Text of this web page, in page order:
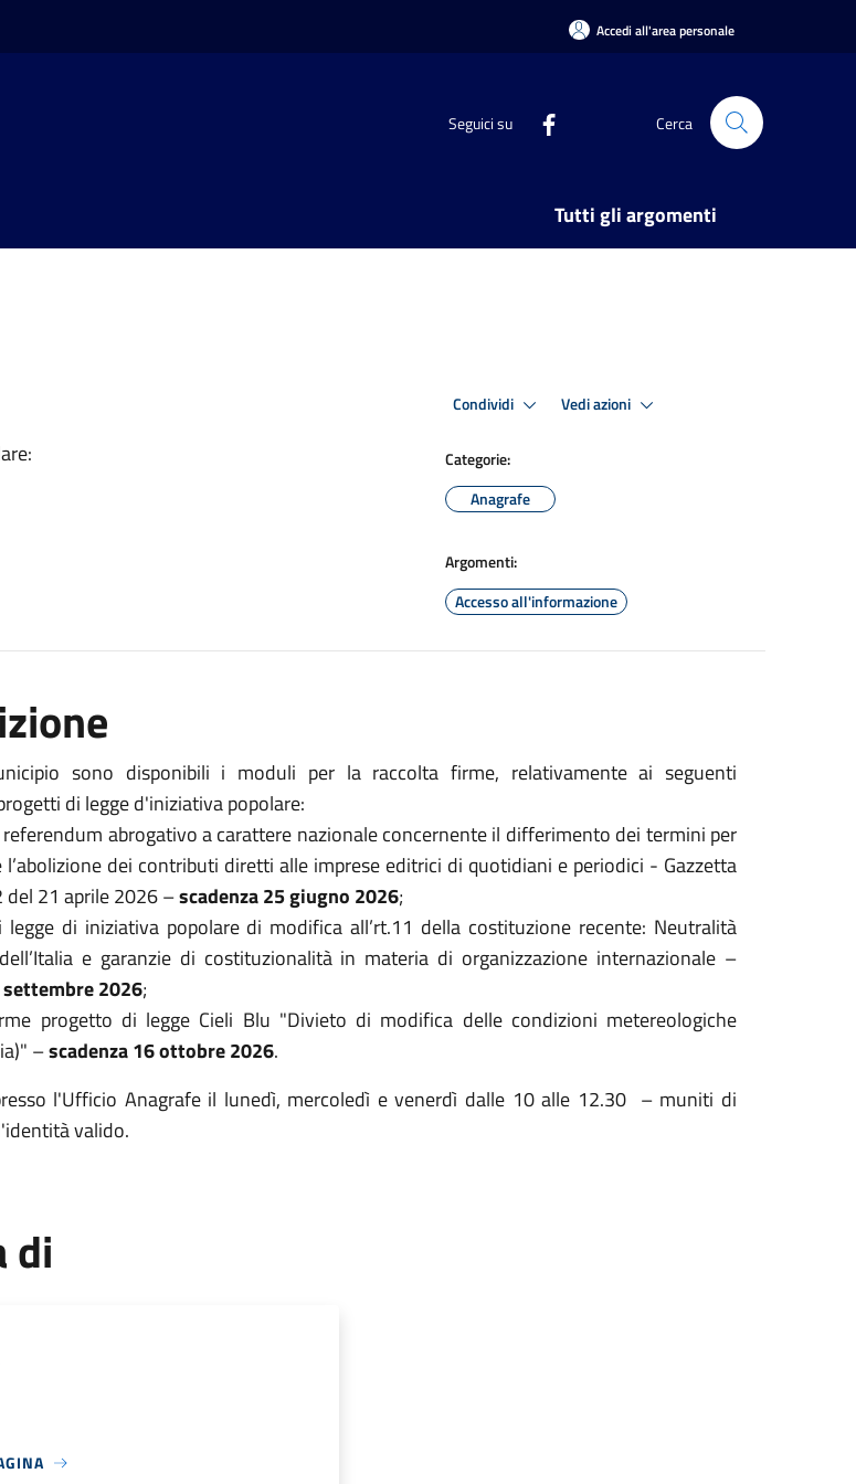
Accedi all'area personale
Seguici su Cerca
Tutti gli argomenti
Condividi Vedi azioni
Categorie:
Anagrafe
Argomenti:
Accesso all'informazione
sono disponibili i moduli per la raccolta firme, relativamente ai seguenti
di legge d'iniziativa popolare:
abrogativo a carattere nazionale concernente il differimento dei termini per
l’abolizione dei contributi diretti alle imprese editrici di quotidiani e periodici - Gazzetta
del 21 aprile 2026 –scadenza 25 giugno 2026;
di iniziativa popolare di modifica all’rt.11 della costituzione recente: Neutralità
e garanzie di costituzionalità in materia di organizzazione internazionale –
settembre 2026;
progetto di legge Cieli Blu "Divieto di modifica delle condizioni metereologiche
–scadenza 16 ottobre 2026.
l'Ufficio Anagrafe il lunedì, mercoledì e venerdì dalle 10 alle 12.30 – muniti di
valido.
di